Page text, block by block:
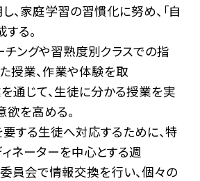
家庭学習の習慣化に努め、「自
る。
ングや習熟度別クラスでの指
授業、作業や体験を取
じて、生徒に分かる授業を実
欲を高める。
る生徒へ対応するために、特
ネーターを中心とする週
会で情報交換を行い、個々の